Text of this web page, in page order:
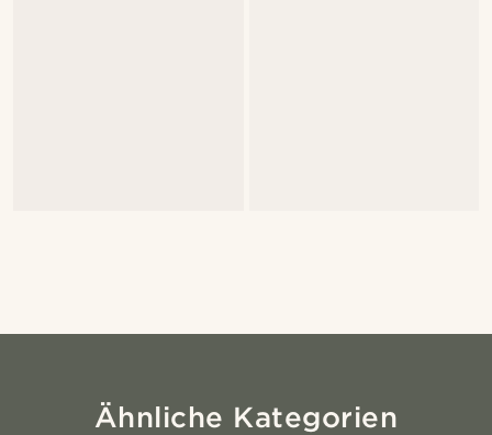
Ähnliche Kategorien